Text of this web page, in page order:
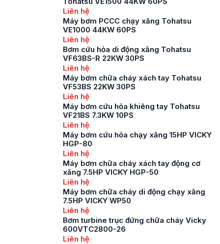
Liên hệ
Máy bơm PCCC chạy xăng Tohatsu
VE1000 44KW 60PS
Liên hệ
Bơm cứu hỏa di động xăng Tohatsu
VF63BS-R 22KW 30PS
Liên hệ
Máy bơm chữa cháy xách tay Tohatsu
VF53BS 22KW 30PS
Liên hệ
Máy bơm cứu hỏa khiêng tay Tohatsu
VF21BS 7.3KW 10PS
Liên hệ
Máy bơm cứu hỏa chạy xăng 15HP VICKY
HGP-80
Liên hệ
Máy bơm chữa cháy xách tay động cơ
xăng 7.5HP VICKY HGP-50
Liên hệ
Máy bơm chữa cháy di động chạy xăng
7.5HP VICKY WP50
Liên hệ
Bơm turbine trục đứng chữa cháy Vicky
600VTC2800-26
Liên hệ